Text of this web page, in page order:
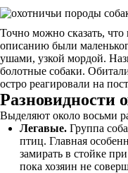
Точно можно сказать,
описанию были
ушами, узкой мордой.
болотные собаки.
остро реагировали на
Разновидности
Выделяют около восьми
Легавые. Группа
птиц. Главная
замирать в стойке
пока хозяин не